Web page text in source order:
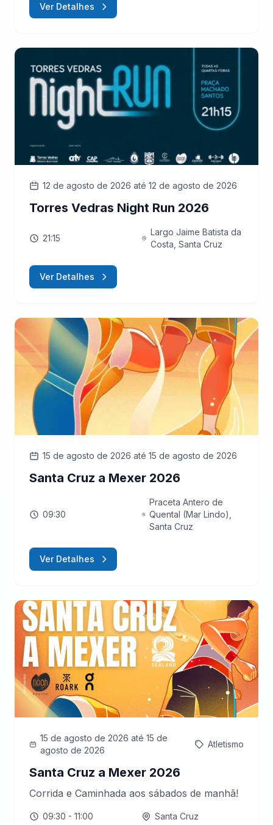
Ver Detalhes
12 de agosto de 2026 até 12 de agosto de 2026
Torres Vedras Night Run 2026
21:15
Largo Jaime Batista da
Costa, Santa Cruz
Ver Detalhes
15 de agosto de 2026 até 15 de agosto de 2026
Santa Cruz a Mexer 2026
09:30
Praceta Antero de
Quental (Mar Lindo),
Santa Cruz
Ver Detalhes
15 de agosto de 2026 até 15 de
agosto de 2026
Atletismo
Santa Cruz a Mexer 2026
Corrida e Caminhada aos sábados de manhã!
09:30 - 11:00 Santa Cruz